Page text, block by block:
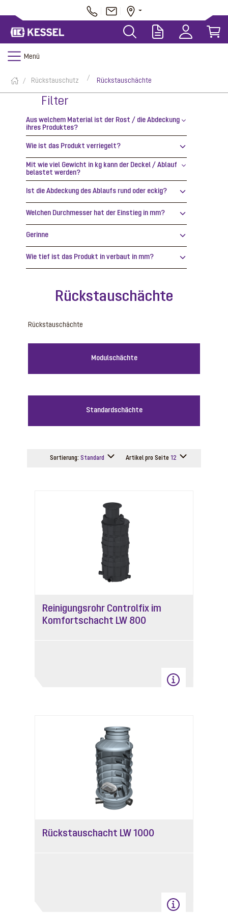
Menü
Rückstauschutz Rückstauschächte
Filter
Aus welchem Material ist der Rost / die Abdeckung
ihres Produktes?
Wie ist das Produkt verriegelt?
Mit wie viel Gewicht in kg kann der Deckel / Ablauf
belastet werden?
Ist die Abdeckung des Ablaufs rund oder eckig?
Welchen Durchmesser hat der Einstieg in mm?
Gerinne
Wie tief ist das Produkt in verbaut in mm?
Rückstauschächte
Rückstauschächte
Modulschächte
Standardschächte
Sortierung: Standard Artikel pro Seite 12
Reinigungsrohr Controlfix im
Komfortschacht LW 800
Rückstauschacht LW 1000